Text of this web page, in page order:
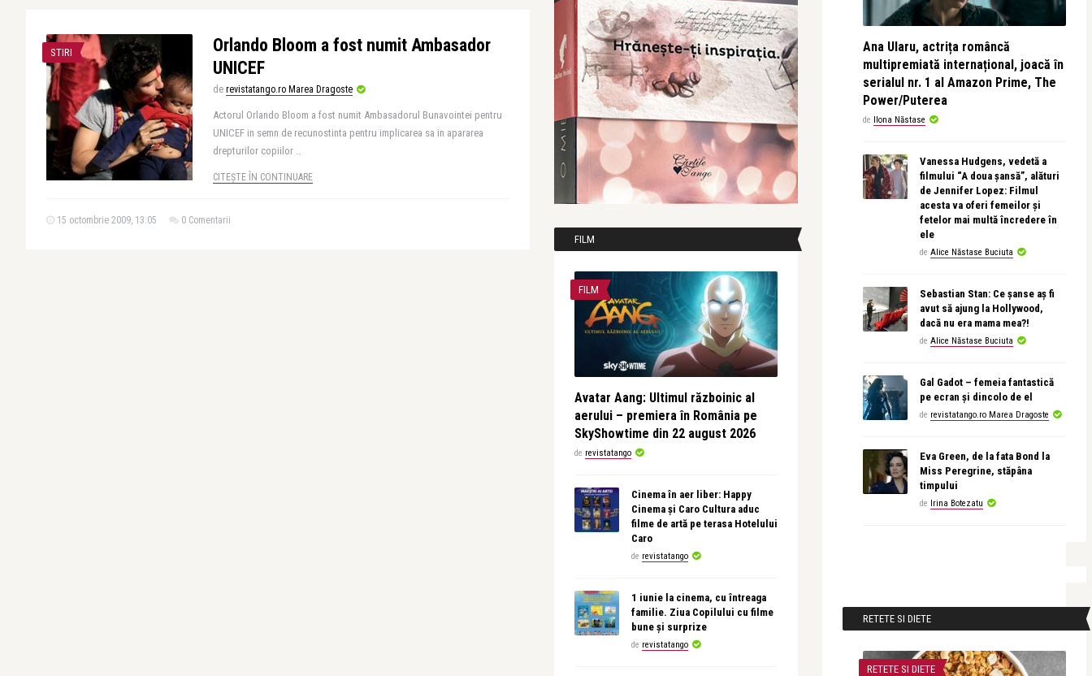
STIRI
Orlando Bloom a fost numit Ambasador
UNICEF
de revistatango.ro Marea Dragoste
Actorul Orlando Bloom a fost numit Ambasadorul Bunavointei pentru
UNICEF in semn de recunostinta pentru implicarea sa in apararea
drepturilor copiilor ..
CITEȘTE ÎN CONTINUARE
15 octombrie 2009, 13:05 0 Comentarii
FILM
FILM
Avatar Aang: Ultimul războinic al
aerului – premiera în România pe
SkyShowtime din 22 august 2026
de revistatango
Cinema în aer liber: Happy
Cinema și Caro Cultura aduc
filme de artă pe terasa Hotelului
Caro
de revistatango
1 iunie la cinema, cu întreaga
familie. Ziua Copilului cu filme
bune și surprize
de revistatango
Ana Ularu, actrița româncă
multipremiată internațional, joacă în
serialul nr. 1 al Amazon Prime, The
Power/Puterea
de Ilona Năstase
Vanessa Hudgens, vedetă a
filmului “A doua șansă”, alături
de Jennifer Lopez: Filmul
acesta va oferi femeilor și
fetelor mai multă încredere în
ele
de Alice Năstase Buciuta
Sebastian Stan: Ce șanse aș fi
avut să ajung la Hollywood,
dacă nu era mama mea?!
de Alice Năstase Buciuta
Gal Gadot – femeia fantastică
pe ecran și dincolo de el
de revistatango.ro Marea Dragoste
Eva Green, de la fata Bond la
Miss Peregrine, stăpâna
timpului
de Irina Botezatu
RETETE SI DIETE
RETETE SI DIETE